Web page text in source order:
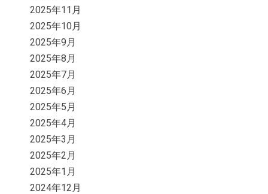
2025年11月
2025年10月
2025年9月
2025年8月
2025年7月
2025年6月
2025年5月
2025年4月
2025年3月
2025年2月
2025年1月
2024年12月